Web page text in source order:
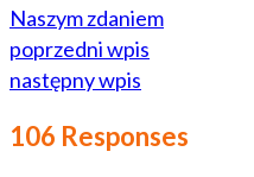
Naszym zdaniem
poprzedni wpis
następny wpis
106 Responses